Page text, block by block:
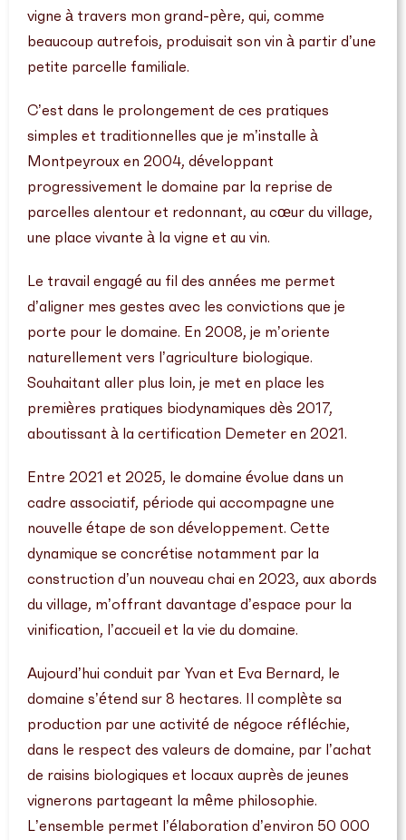
vigne à travers mon grand-père, qui, comme
beaucoup autrefois, produisait son vin à partir d’une
petite parcelle familiale.
C’est dans le prolongement de ces pratiques
simples et traditionnelles que je m’installe à
Montpeyroux en 2004, développant
progressivement le domaine par la reprise de
parcelles alentour et redonnant, au cœur du village,
une place vivante à la vigne et au vin.
Le travail engagé au fil des années me permet
d’aligner mes gestes avec les convictions que je
porte pour le domaine. En 2008, je m’oriente
naturellement vers l’agriculture biologique.
Souhaitant aller plus loin, je met en place les
premières pratiques biodynamiques dès 2017,
aboutissant à la certification Demeter en 2021.
Entre 2021 et 2025, le domaine évolue dans un
cadre associatif, période qui accompagne une
nouvelle étape de son développement. Cette
dynamique se concrétise notamment par la
construction d’un nouveau chai en 2023, aux abords
du village, m’offrant davantage d’espace pour la
vinification, l’accueil et la vie du domaine.
Aujourd’hui conduit par Yvan et Eva Bernard, le
domaine s’étend sur 8 hectares. Il complète sa
production par une activité de négoce réfléchie,
dans le respect des valeurs de domaine, par l’achat
de raisins biologiques et locaux auprès de jeunes
vignerons partageant la même philosophie.
L’ensemble permet l’élaboration d’environ 50 000